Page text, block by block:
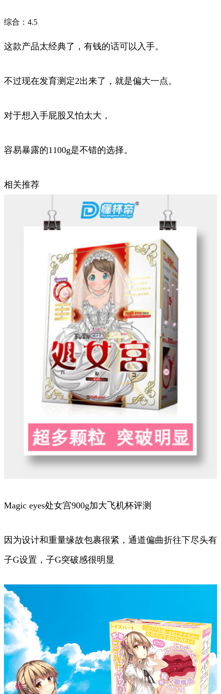
综合：4.5
这款产品太经典了，有钱的话可以入手。
不过现在发育测定2出来了，就是偏大一点。
对于想入手屁股又怕太大，
容易暴露的1100g是不错的选择。
相关推荐
Magic eyes处女宫900g加大飞机杯评测
因为设计和重量缘故包裹很紧，通道偏曲折往下尽头有
子G设置，子G突破感很明显